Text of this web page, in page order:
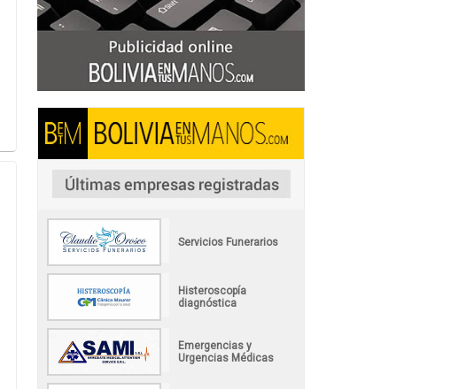
Servicios Funerarios
Histeroscopía
diagnóstica
Emergencias y
Urgencias Médicas